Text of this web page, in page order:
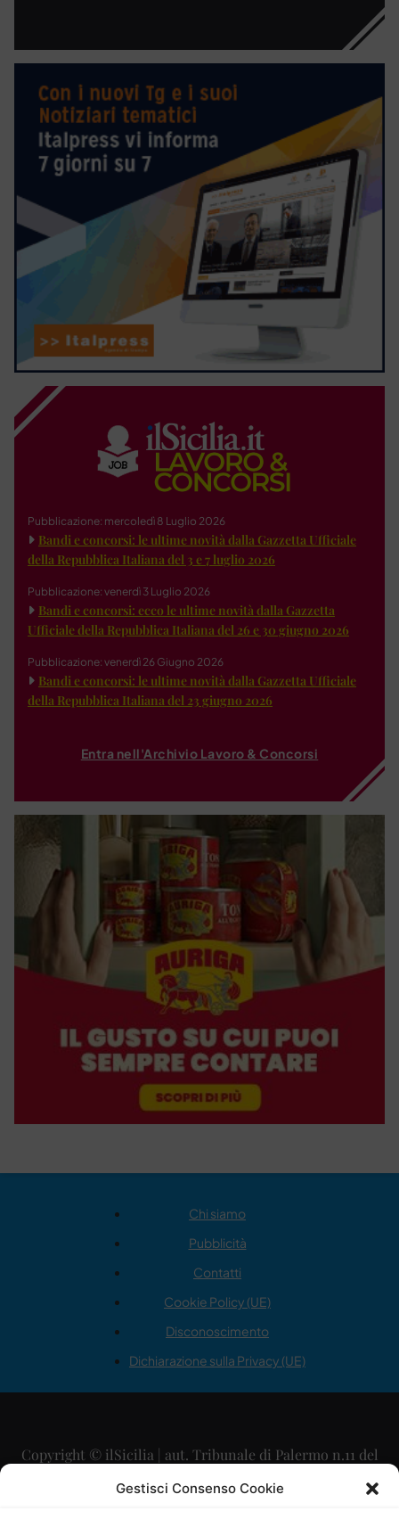
Gestisci Consenso Cookie
Pubblicazione: mercoledì 8 Luglio 2026
Bandi e concorsi: le ultime novità dalla Gazzetta Ufficiale
della Repubblica Italiana del 3 e 7 luglio 2026
Pubblicazione: venerdì 3 Luglio 2026
Bandi e concorsi: ecco le ultime novità dalla Gazzetta
Ufficiale della Repubblica Italiana del 26 e 30 giugno 2026
Pubblicazione: venerdì 26 Giugno 2026
Bandi e concorsi: le ultime novità dalla Gazzetta Ufficiale
della Repubblica Italiana del 23 giugno 2026
Entra nell'Archivio Lavoro & Concorsi
Chi siamo
Pubblicità
Contatti
Cookie Policy (UE)
Disconoscimento
Dichiarazione sulla Privacy (UE)
Copyright © ilSicilia | aut. Tribunale di Palermo n.11 del
29/09/2015